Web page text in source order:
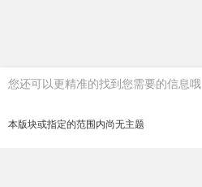
您还可以更精准的找到您需要的信息哦
本版块或指定的范围内尚无主题